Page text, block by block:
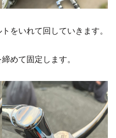
をいれて回していきます。
めて固定します。